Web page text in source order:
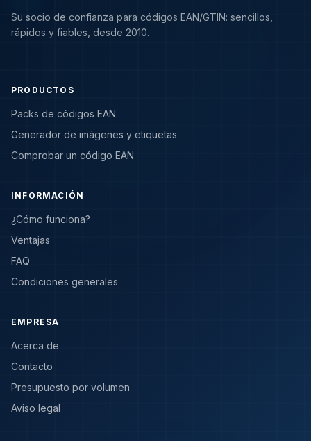
Su socio de confianza para códigos EAN/GTIN: sencillos,
rápidos y fiables, desde 2010.
PRODUCTOS
Packs de códigos EAN
Generador de imágenes y etiquetas
Comprobar un código EAN
INFORMACIÓN
¿Cómo funciona?
Ventajas
FAQ
Condiciones generales
EMPRESA
Acerca de
Contacto
Presupuesto por volumen
Aviso legal